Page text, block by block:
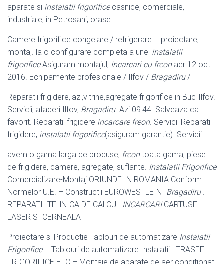
aparate si instalatii frigorificecasnice, comerciale,
industriale, in Petrosani, orase
Camere frigorifice congelare / refrigerare – proiectare,
montaj. la o configurare completa a unei instalatii
frigorificeAsiguram montajul, Incarcari cu freonaer 12 oct.
2016. Echipamente profesionale / Ilfov / Bragadiru/
Reparatii frigidere,lazi,vitrine,agregate frigorifice in Buc-Ilfov.
Servicii, afaceri Ilfov, Bragadiru. Azi 09:44. Salveaza ca
favorit. Reparatii frigidere incarcare freon. Servicii Reparatii
frigidere, instalatii frigorifice(asiguram garantie). Servicii
avem o gama larga de produse, freontoata gama, piese
de frigidere, camere, agregate, suflante. Instalatii Frigorifice
Comercializare-Montaj ORIUNDE IN ROMANIA Conform
Normelor U.E. – Constructii EUROWESTLEIN- Bragadiru.
REPARATII TEHNICA DE CALCUL INCARCARICARTUSE
LASER SI CERNEALA
Proiectare si Productie Tablouri de automatizare Instalatii
Frigorifice– Tablouri de automatizare Instalatii . TRASEE